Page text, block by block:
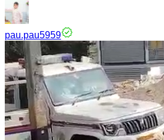
pau.pau5959